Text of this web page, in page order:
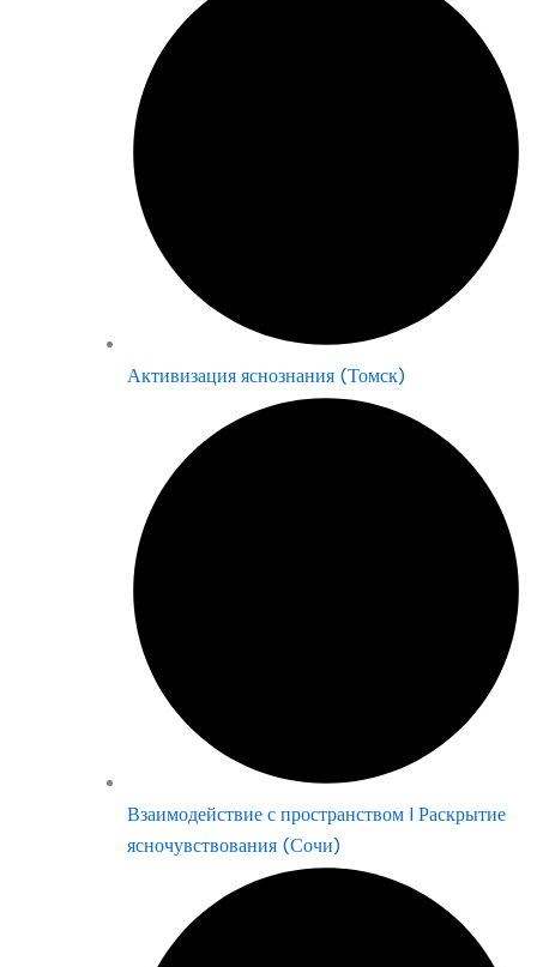
Активизация яснознания (Томск)
Взаимодействие с пространством | Раскрытие
ясночувствования (Сочи)